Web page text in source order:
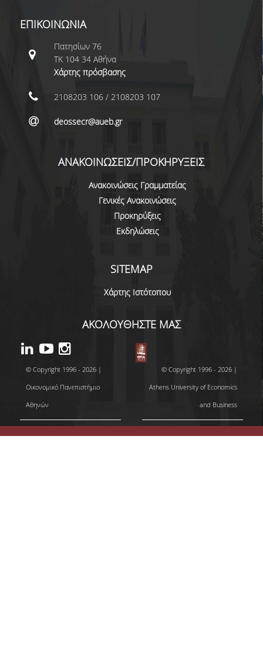
ΠΟΛΙΤΙΚΗ ΠΟΙΟΤΗΤΑΣ ΤΟΥ ΠΠΣ
ΣΤΡΑΤΗΓΙΚΗ ΠΡΟΠΤΥΧΙΑΚΟΥ
ΠΡΟΓΡΑΜΜΑΤΟΣ ΤΜΗΜΑΤΟΣ
ΑΠΟ ΠΡΟΠΤΥΧΙΑΚΟΥΣ ΦΟΙΤΗΤΕΣ
ΑΠΟ ΤΕΛΕΙΟΦΟΙΤΟΥΣ
ΕΚΘΕΣΕΙΣ ΕΞΩΤΕΡΙΚΗΣ
ΑΞΙΟΛΟΓΗΣΗΣ
ΔΙΟΡΓΑΝΩΣΗ ΣΥΝΕΔΡΙΩΝ
ΑΛΛΕΣ ΔΡΑΣΤΗΡΙΟΤΗΤΕΣ ΜΕΛΩΝ ΔΕΠ
ΕΡΓΑΣΤΗΡΙΑ
ΕΠΙΚΟΙΝΩΝΙΑ
Πατησίων 76
ΤΚ 104 34 Αθήνα
Χάρτης πρόσβασης
2108203 106 / 2108203 107
deossecr@aueb.gr
ΑΝΑΚΟΙΝΩΣΕΙΣ/ΠΡΟΚΗΡΥΞΕΙΣ
Ανακοινώσεις Γραμματείας
Γενικές Ανακοινώσεις
Προκηρύξεις
Εκδηλώσεις
SITEMAP
Χάρτης Ιστότοπου
ΑΚΟΛΟΥΘΗΣΤΕ ΜΑΣ
© Copyright 1996 - 2026 |
Οικονομικό Πανεπιστήμιο
Αθηνών
© Copyright 1996 - 2026 |
Athens University of Economics
and Business